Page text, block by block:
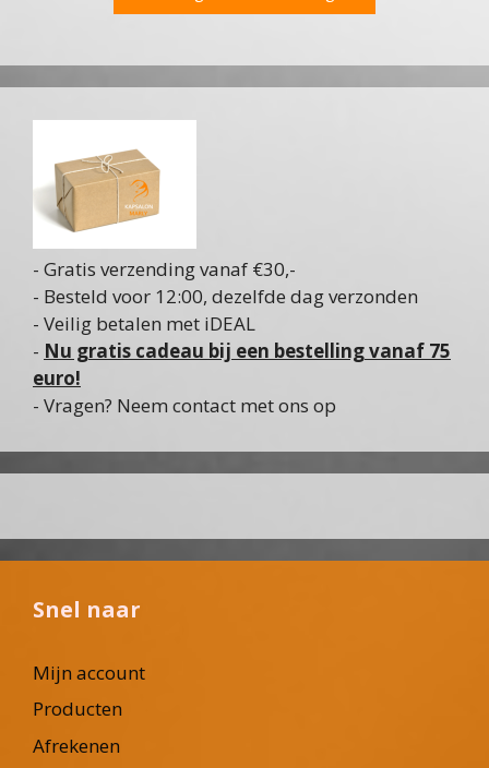
- Gratis verzending vanaf €30,-
- Besteld voor 12:00, dezelfde dag verzonden
- Veilig betalen met iDEAL
- Nu gratis cadeau bij een bestelling vanaf 75
euro!
- Vragen? Neem contact met ons op
Snel naar
Mijn account
Producten
Afrekenen